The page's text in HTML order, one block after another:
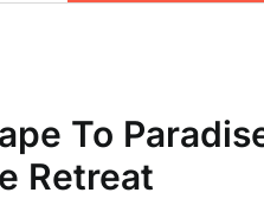
To
Retreat